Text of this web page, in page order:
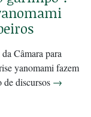
Câmara para
yanomami fazem
de discursos →